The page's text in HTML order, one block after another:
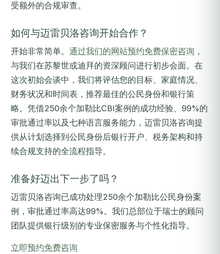
受额外的合规审查。
如何与迈雷贝洛咨询开始合作？
开始非常简单。 通过我们的网站预约免费保密咨询 ，
与我们在苏黎世或迪拜的资深顾问进行初步会面。在
这次初始会谈中，我们将评估您的目标、家庭情况、
财务状况和时间表，推荐最佳的公民身份和银行策
略。凭借250余个加勒比CBI案例的成功经验、99%的
审批通过率以及七种语言服务能力，迈雷贝洛咨询提
供从计划选择到公民身份后银行开户、税务架构和持
续合规支持的全流程指导。
准备好迈出下一步了吗？
迈雷贝洛咨询已成功处理250余个加勒比公民身份案
例，审批通过率高达99%。我们总部位于瑞士的顾问
团队提供银行级别的专业保密服务与个性化指导。
立即预约免费咨询